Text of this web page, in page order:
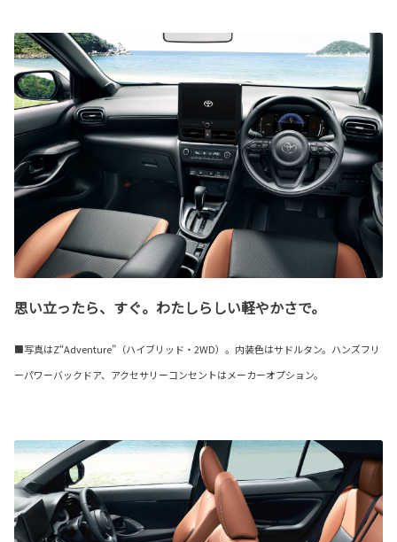
思い立ったら、すぐ。わたしらしい軽やかさで。
■写真はZ“Adventure”（ハイブリッド・2WD）。内装色はサドルタン。ハンズフリ
ーパワーバックドア、アクセサリーコンセントはメーカーオプション。